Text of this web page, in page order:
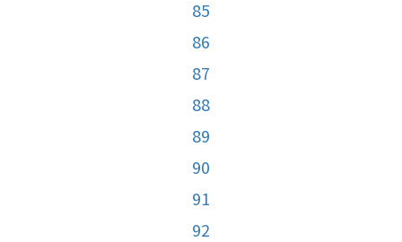
85
86
87
88
89
90
91
92